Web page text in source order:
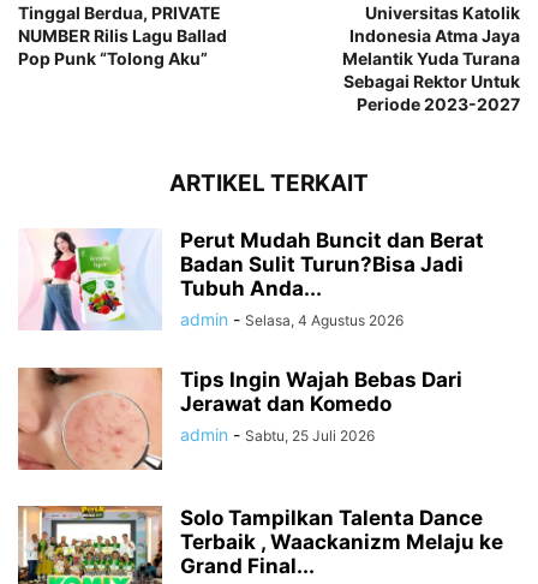
Tinggal Berdua, PRIVATE
NUMBER Rilis Lagu Ballad
Pop Punk “Tolong Aku”
Universitas Katolik
Indonesia Atma Jaya
Melantik Yuda Turana
Sebagai Rektor Untuk
Periode 2023-2027
ARTIKEL TERKAIT
Perut Mudah Buncit dan Berat
Badan Sulit Turun?Bisa Jadi
Tubuh Anda...
admin - Selasa, 4 Agustus 2026
Tips Ingin Wajah Bebas Dari
Jerawat dan Komedo
admin - Sabtu, 25 Juli 2026
Solo Tampilkan Talenta Dance
Terbaik , Waackanizm Melaju ke
Grand Final...